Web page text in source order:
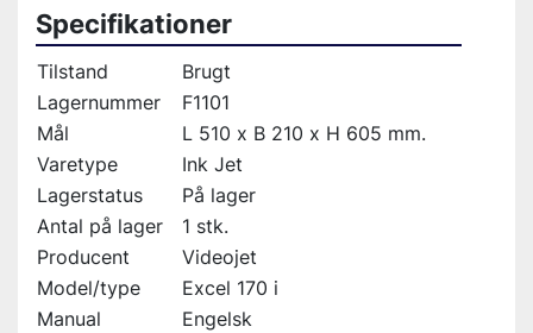
Specifikationer
Tilstand
Brugt
Lagernummer
F1101
Mål
L 510 x B 210 x H 605 mm.
Varetype
Ink Jet
Lagerstatus
På lager
Antal på lager
1 stk.
Producent
Videojet
Model/type
Excel 170 i
Manual
Engelsk